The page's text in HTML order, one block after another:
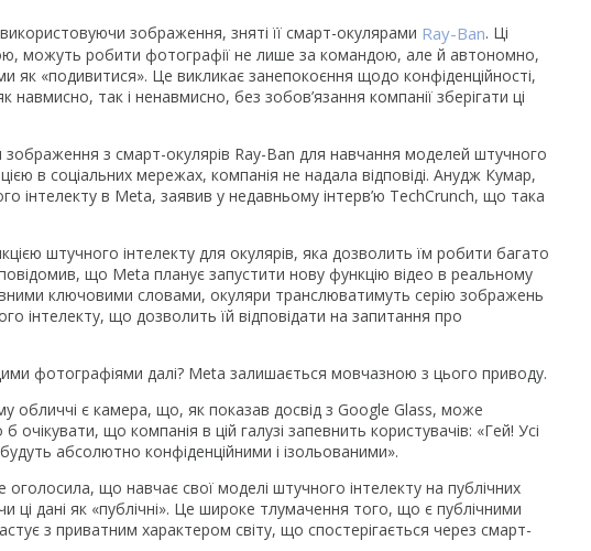
зображення, зняті її смарт-окулярами Ray-Ban. Ці
можуть робити фотографії не лише за командою, але й автономно,
«подивитися». Це викликає занепокоєння щодо конфіденційності,
так і ненавмисно, без зобов’язання компанії зберігати ці
з смарт-окулярів Ray-Ban для навчання моделей штучного
в соціальних мережах, компанія не надала відповіді. Анудж Кумар,
інтелекту в Meta, заявив у недавньому інтерв’ю TechCrunch, що така
штучного інтелекту для окулярів, яка дозволить їм робити багато
що Meta планує запустити нову функцію відео в реальному
ключовими словами, окуляри транслюватимуть серію зображень
інтелекту, що дозволить їй відповідати на запитання про
фотографіями далі? Meta залишається мовчазною з цього приводу.
обличчі є камера, що, як показав досвід з Google Glass, може
що компанія в цій галузі запевнить користувачів: «Гей! Усі
абсолютно конфіденційними і ізольованими».
що навчає свої моделі штучного інтелекту на публічних
ці дані як «публічні». Це широке тлумачення того, що є публічними
з приватним характером світу, що спостерігається через смарт-